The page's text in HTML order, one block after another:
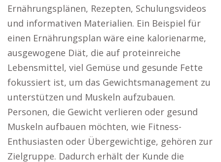
Ernährungsplänen, Rezepten, Schulungsvideos
und informativen Materialien. Ein Beispiel für
einen Ernährungsplan wäre eine kalorienarme,
ausgewogene Diät, die auf proteinreiche
Lebensmittel, viel Gemüse und gesunde Fette
fokussiert ist, um das Gewichtsmanagement zu
unterstützen und Muskeln aufzubauen.
Personen, die Gewicht verlieren oder gesund
Muskeln aufbauen möchten, wie Fitness-
Enthusiasten oder Übergewichtige, gehören zur
Zielgruppe. Dadurch erhält der Kunde die